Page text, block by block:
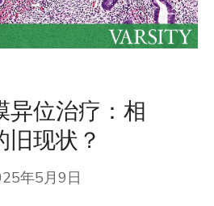
异位治疗：相
旧现状？
年5月9日